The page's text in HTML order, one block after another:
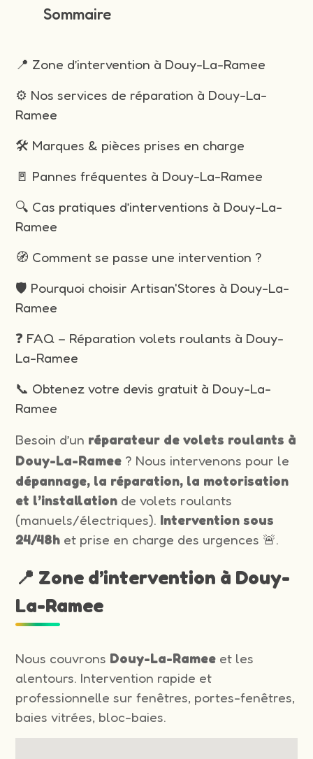
Sommaire
📍 Zone d’intervention à Douy-La-Ramee
⚙️ Nos services de réparation à Douy-La-
Ramee
🛠️ Marques & pièces prises en charge
🚪 Pannes fréquentes à Douy-La-Ramee
🔍 Cas pratiques d’interventions à Douy-La-
Ramee
🧭 Comment se passe une intervention ?
🛡️ Pourquoi choisir Artisan'Stores à Douy-La-
Ramee
❓ FAQ – Réparation volets roulants à Douy-
La-Ramee
📞 Obtenez votre devis gratuit à Douy-La-
Ramee
Besoin d’un réparateur de volets roulants à
Douy-La-Ramee ? Nous intervenons pour le
dépannage, la réparation, la motorisation
et l’installation de volets roulants
(manuels/électriques). Intervention sous
24/48h et prise en charge des urgences 🚨.
📍 Zone d’intervention à Douy-
La-Ramee
Nous couvrons Douy-La-Ramee et les
alentours. Intervention rapide et
professionnelle sur fenêtres, portes-fenêtres,
baies vitrées, bloc-baies.